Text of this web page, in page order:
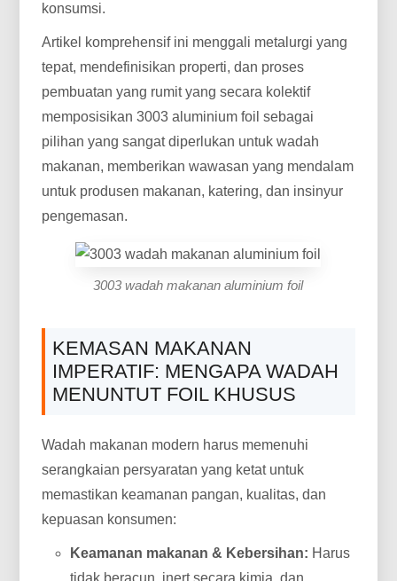
konsumsi.
Artikel komprehensif ini menggali metalurgi yang
tepat, mendefinisikan properti, dan proses
pembuatan yang rumit yang secara kolektif
memposisikan 3003 aluminium foil sebagai
pilihan yang sangat diperlukan untuk wadah
makanan, memberikan wawasan yang mendalam
untuk produsen makanan, katering, dan insinyur
pengemasan.
3003 wadah makanan aluminium foil
KEMASAN MAKANAN
IMPERATIF: MENGAPA WADAH
MENUNTUT FOIL KHUSUS
Wadah makanan modern harus memenuhi
serangkaian persyaratan yang ketat untuk
memastikan keamanan pangan, kualitas, dan
kepuasan konsumen:
Keamanan makanan & Kebersihan: Harus
tidak beracun, inert secara kimia, dan